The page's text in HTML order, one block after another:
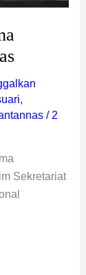
,
/ 2
Sekretariat